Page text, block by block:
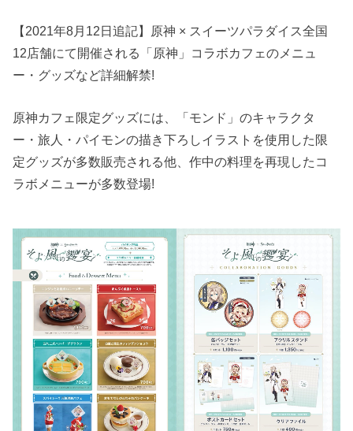
【2021年8月12日追記】原神 × スイーツパラダイス全国
12店舗にて開催される「原神」コラボカフェのメニュ
ー・グッズなど詳細解禁!
原神カフェ限定グッズには、「モンド」のキャラクタ
ー・旅人・パイモンの描き下ろしイラストを使用した限
定グッズが多数販売される他、作中の料理を再現したコ
ラボメニューが多数登場!